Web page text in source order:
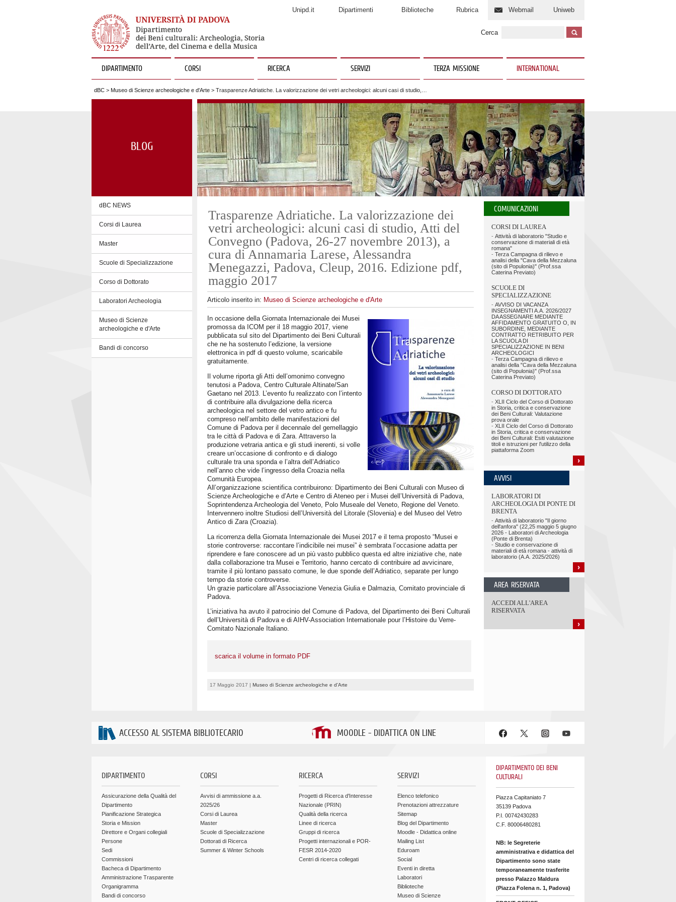
Unipd.it Dipartimenti Biblioteche Rubrica Webmail Uniweb
Cerca
DIPARTIMENTO CORSI RICERCA SERVIZI TERZA MISSIONE INTERNATIONAL
dBC > Museo di Scienze archeologiche e d'Arte > Trasparenze Adriatiche. La valorizzazione dei vetri archeologici: alcuni casi di studio,…
BLOG
dBC NEWS
Corsi di Laurea
Master
Scuole di Specializzazione
Corso di Dottorato
Laboratori Archeologia
Museo di Scienze
archeologiche e d'Arte
Bandi di concorso
Trasparenze Adriatiche. La valorizzazione dei
vetri archeologici: alcuni casi di studio, Atti del
Convegno (Padova, 26-27 novembre 2013), a
cura di Annamaria Larese, Alessandra
Menegazzi, Padova, Cleup, 2016. Edizione pdf,
maggio 2017
Articolo inserito in: Museo di Scienze archeologiche e d'Arte
In occasione della Giornata Internazionale dei Musei
promossa da ICOM per il 18 maggio 2017, viene
pubblicata sul sito del Dipartimento dei Beni Culturali
che ne ha sostenuto l’edizione, la versione
elettronica in pdf di questo volume, scaricabile
gratuitamente.
Il volume riporta gli Atti dell’omonimo convegno
tenutosi a Padova, Centro Culturale Altinate/San
Gaetano nel 2013. L’evento fu realizzato con l’intento
di contribuire alla divulgazione della ricerca
archeologica nel settore del vetro antico e fu
compreso nell’ambito delle manifestazioni del
Comune di Padova per il decennale del gemellaggio
tra le città di Padova e di Zara. Attraverso la
produzione vetraria antica e gli studi inerenti, si volle
creare un’occasione di confronto e di dialogo
culturale tra una sponda e l’altra dell’Adriatico
nell’anno che vide l’ingresso della Croazia nella
Comunità Europea.
All’organizzazione scientifica contribuirono: Dipartimento dei Beni Culturali con Museo di
Scienze Archeologiche e d’Arte e Centro di Ateneo per i Musei dell’Università di Padova,
Soprintendenza Archeologia del Veneto, Polo Museale del Veneto, Regione del Veneto.
Intervennero inoltre Studiosi dell’Università del Litorale (Slovenia) e del Museo del Vetro
Antico di Zara (Croazia).
La ricorrenza della Giornata Internazionale dei Musei 2017 e il tema proposto “Musei e
storie controverse: raccontare l’indicibile nei musei” è sembrata l’occasione adatta per
riprendere e fare conoscere ad un più vasto pubblico questa ed altre iniziative che, nate
dalla collaborazione tra Musei e Territorio, hanno cercato di contribuire ad avvicinare,
tramite il più lontano passato comune, le due sponde dell’Adriatico, separate per lungo
tempo da storie controverse.
Un grazie particolare all’Associazione Venezia Giulia e Dalmazia, Comitato provinciale di
Padova.
L’iniziativa ha avuto il patrocinio del Comune di Padova, del Dipartimento dei Beni Culturali
dell’Università di Padova e di AIHV-Association Internationale pour l’Histoire du Verre-
Comitato Nazionale Italiano.
scarica il volume in formato PDF
17 Maggio 2017 | Museo di Scienze archeologiche e d'Arte
COMUNICAZIONI
CORSI DI LAUREA
- Attività di laboratorio "Studio e
conservazione di materiali di età
romana"
- Terza Campagna di rilievo e
analisi della "Cava della Mezzaluna
(sito di Populonia)" (Prof.ssa
Caterina Previato)
SCUOLE DI
SPECIALIZZAZIONE
- AVVISO DI VACANZA
INSEGNAMENTI A.A. 2026/2027
DA ASSEGNARE MEDIANTE
AFFIDAMENTO GRATUITO O, IN
SUBORDINE, MEDIANTE
CONTRATTO RETRIBUITO PER
LA SCUOLA DI
SPECIALIZZAZIONE IN BENI
ARCHEOLOGICI
- Terza Campagna di rilievo e
analisi della "Cava della Mezzaluna
(sito di Populonia)" (Prof.ssa
Caterina Previato)
CORSO DI DOTTORATO
- XLII Ciclo del Corso di Dottorato
in Storia, critica e conservazione
dei Beni Culturali: Valutazione
prova orale
- XLII Ciclo del Corso di Dottorato
in Storia, critica e conservazione
dei Beni Culturali: Esiti valutazione
titoli e istruzioni per l'utilizzo della
piattaforma Zoom
AVVISI
LABORATORI DI
ARCHEOLOGIA DI PONTE DI
BRENTA
- Attività di laboratorio "Il giorno
dell'anfora" (22,25 maggio 5 giugno
2026 - Laboratori di Archeologia
(Ponte di Brenta)
- Studio e conservazione di
materiali di età romana - attività di
laboratorio (A.A. 2025/2026)
AREA RISERVATA
ACCEDI ALL'AREA
RISERVATA
ACCESSO AL SISTEMA BIBLIOTECARIO MOODLE - DIDATTICA ON LINE
DIPARTIMENTO
Assicurazione della Qualità del
Dipartimento
Pianificazione Strategica
Storia e Mission
Direttore e Organi collegiali
Persone
Sedi
Commissioni
Bacheca di Dipartimento
Amministrazione Trasparente
Organigramma
Bandi di concorso
CORSI
Avvisi di ammissione a.a.
2025/26
Corsi di Laurea
Master
Scuole di Specializzazione
Dottorati di Ricerca
Summer & Winter Schools
RICERCA
Progetti di Ricerca d'Interesse
Nazionale (PRIN)
Qualità della ricerca
Linee di ricerca
Gruppi di ricerca
Progetti internazionali e POR-
FESR 2014-2020
Centri di ricerca collegati
SERVIZI
Elenco telefonico
Prenotazioni attrezzature
Sitemap
Blog del Dipartimento
Moodle - Didattica online
Mailing List
Eduroam
Social
Eventi in diretta
Laboratori
Biblioteche
Museo di Scienze
DIPARTIMENTO DEI BENI
CULTURALI
Piazza Capitaniato 7
35139 Padova
P.I. 00742430283
C.F. 80006480281
NB: le Segreterie
amministrativa e didattica del
Dipartimento sono state
temporaneamente trasferite
presso Palazzo Maldura
(Piazza Folena n. 1, Padova)